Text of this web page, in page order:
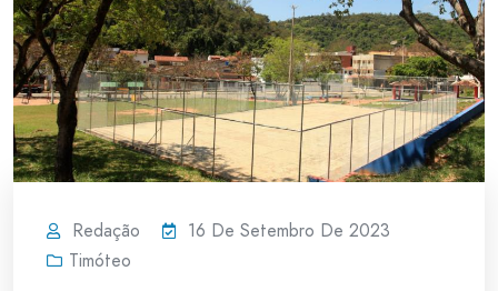
Redação
16 De Setembro De 2023
Timóteo